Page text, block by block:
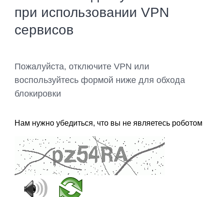
при использовании VPN
сервисов
Пожалуйста, отключите VPN или
воспользуйтесь формой ниже для обхода
блокировки
Нам нужно убедиться, что вы не являетесь роботом